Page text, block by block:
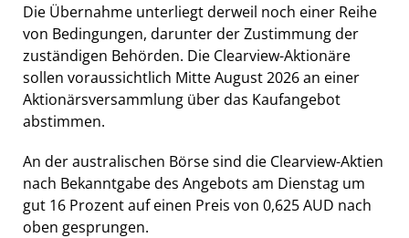
Die Übernahme unterliegt derweil noch einer Reihe
von Bedingungen, darunter der Zustimmung der
zuständigen Behörden. Die Clearview-Aktionäre
sollen voraussichtlich Mitte August 2026 an einer
Aktionärsversammlung über das Kaufangebot
abstimmen.
An der australischen Börse sind die Clearview-Aktien
nach Bekanntgabe des Angebots am Dienstag um
gut 16 Prozent auf einen Preis von 0,625 AUD nach
oben gesprungen.